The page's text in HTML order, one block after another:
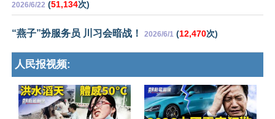
2026/6/22 (51,134次)
“燕子”扮服务员 川习会暗战！ 2026/6/1 (12,470次)
人民报视频: